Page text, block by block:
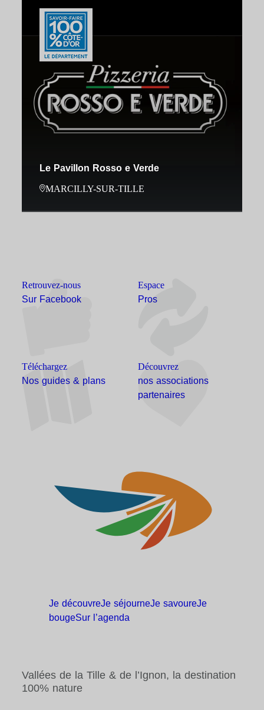
Le Pavillon Rosso e Verde
MARCILLY-SUR-TILLE
Retrouvez-nous
Sur Facebook
Espace
Pros
Téléchargez
Nos guides & plans
Découvrez
nos associations
partenaires
Je découvreJe séjourneJe savoureJe
bougeSur l’agenda
Vallées de la Tille & de l’Ignon, la destination
100% nature